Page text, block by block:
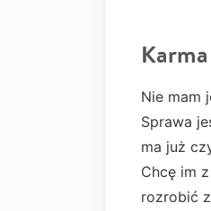
Nie mam
Sprawa
ma już
Chcę im
rozrobić